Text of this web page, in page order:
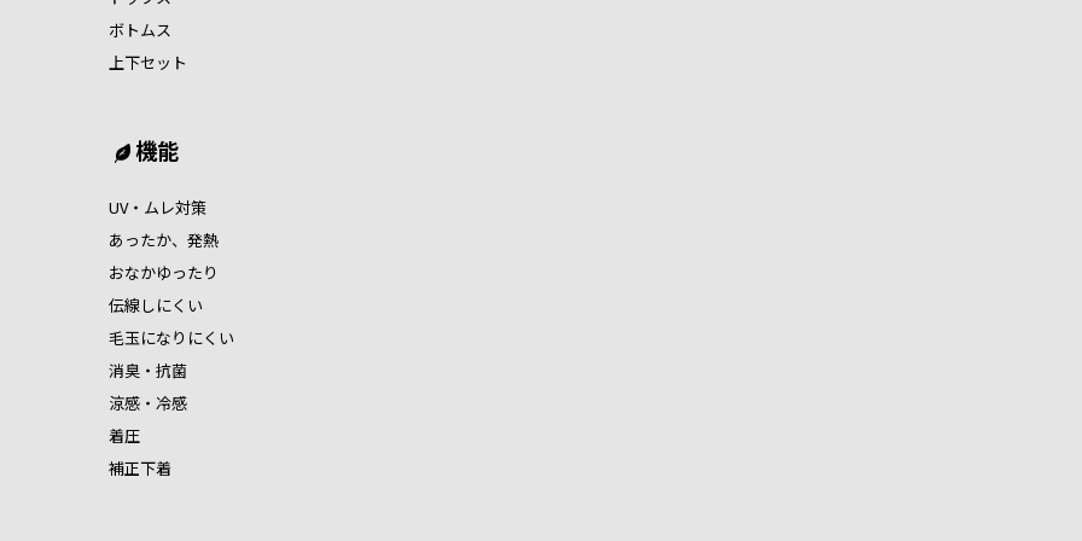
ボトムス
上下セット
機能
UV・ムレ対策
あったか、発熱
おなかゆったり
伝線しにくい
毛玉になりにくい
消臭・抗菌
涼感・冷感
着圧
補正下着